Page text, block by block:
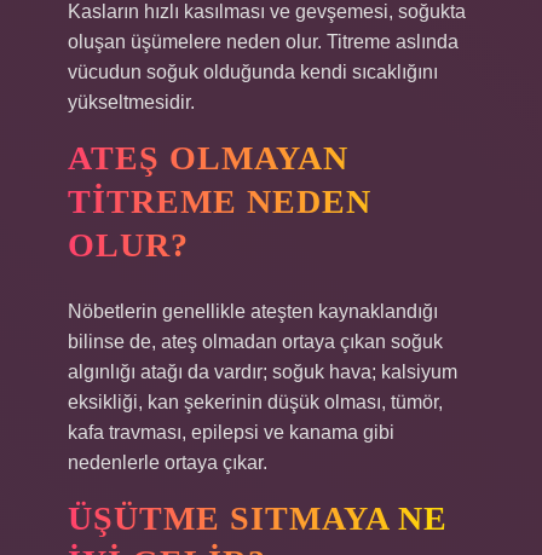
Kasların hızlı kasılması ve gevşemesi, soğukta
oluşan üşümelere neden olur. Titreme aslında
vücudun soğuk olduğunda kendi sıcaklığını
yükseltmesidir.
ATEŞ OLMAYAN
TITREME NEDEN
OLUR?
Nöbetlerin genellikle ateşten kaynaklandığı
bilinse de, ateş olmadan ortaya çıkan soğuk
algınlığı atağı da vardır; soğuk hava; kalsiyum
eksikliği, kan şekerinin düşük olması, tümör,
kafa travması, epilepsi ve kanama gibi
nedenlerle ortaya çıkar.
ÜŞÜTME SITMAYA NE